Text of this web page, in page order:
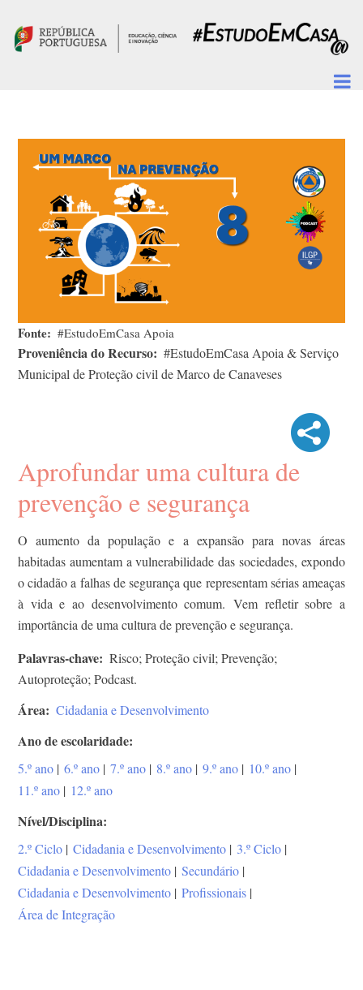
Fonte #EstudoEmCasa Apoia
Proveniência do Recurso
#EstudoEmCasa Apoia & Serviço
Municipal de Proteção civil de Marco de Canaveses
Aprofundar uma cultura de
prevenção e segurança
O aumento da população e a expansão para novas áreas
habitadas aumentam a vulnerabilidade das sociedades, expondo
o cidadão a falhas de segurança que representam sérias ameaças
à vida e ao desenvolvimento comum. Vem refletir sobre a
importância de uma cultura de prevenção e segurança.
Palavras-chave
Risco; Proteção civil; Prevenção;
Autoproteção; Podcast.
Área Cidadania e Desenvolvimento
Ano de escolaridade
5.º ano | 6.º ano | 7.º ano | 8.º ano | 9.º ano | 10.º ano |
11.º ano | 12.º ano
Nível/Disciplina
2.º Ciclo | Cidadania e Desenvolvimento | 3.º Ciclo |
Cidadania e Desenvolvimento | Secundário |
Cidadania e Desenvolvimento | Profissionais |
Área de Integração